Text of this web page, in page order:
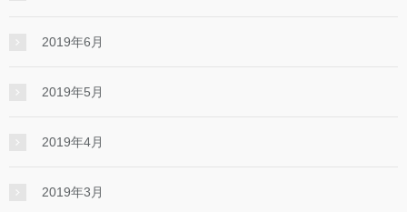
2019年6月
2019年5月
2019年4月
2019年3月